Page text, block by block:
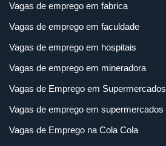
Vagas de emprego em fabrica
Vagas de emprego em faculdade
Vagas de emprego em hospitais
Vagas de emprego em mineradora
Vagas de Emprego em Supermercados
Vagas de emprego em supermercados
Vagas de Emprego na Cola Cola